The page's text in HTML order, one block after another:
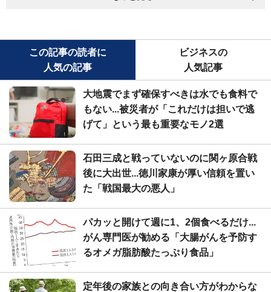
この記事の読者に
人気の記事
ビジネスの
人気記事
大地震でまず確保すべきは水でも食料で
もない...被災者が「これだけは担いで逃
げて」という最も重要なモノ2選
石田三成と戦っていないのに関ヶ原合戦
後に大出世...徳川家康が厚い信頼を置い
た「戦国最大の悪人」
パカッと開けて週に1、2個食べるだけ...
がん専門医が勧める「大腸がんを予防す
るオメガ脂肪酸たっぷり食品」
定年後の家族との向き合い方がわからな